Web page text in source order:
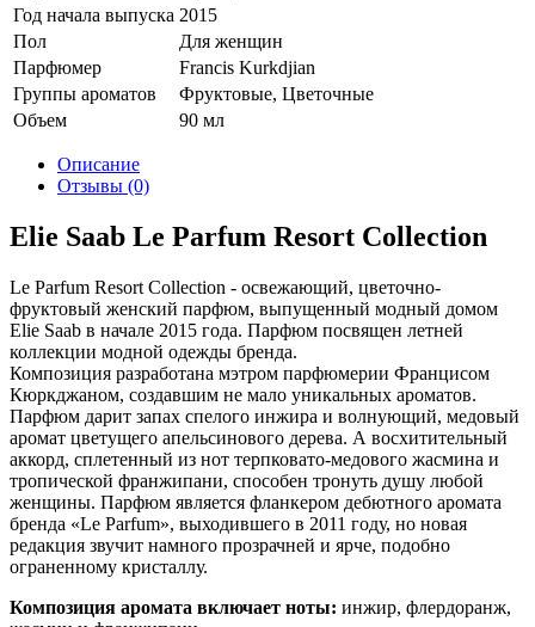
Год начала выпуска 2015
Пол
Для женщин
Парфюмер
Francis Kurkdjian
Группы ароматов
Фруктовые, Цветочные
Объем
90 мл
Описание
Отзывы (0)
Elie Saab Le Parfum Resort Collection
Le Parfum Resort Collection - освежающий, цветочно-
фруктовый женский парфюм, выпущенный модный домом
Elie Saab в начале 2015 года. Парфюм посвящен летней
коллекции модной одежды бренда.
Композиция разработана мэтром парфюмерии Францисом
Кюркджаном, создавшим не мало уникальных ароматов.
Парфюм дарит запах спелого инжира и волнующий, медовый
аромат цветущего апельсинового дерева. А восхитительный
аккорд, сплетенный из нот терпковато-медового жасмина и
тропической франжипани, способен тронуть душу любой
женщины. Парфюм является фланкером дебютного аромата
бренда «Le Parfum», выходившего в 2011 году, но новая
редакция звучит намного прозрачней и ярче, подобно
ограненному кристаллу.
Композиция аромата включает ноты: инжир, флердоранж,